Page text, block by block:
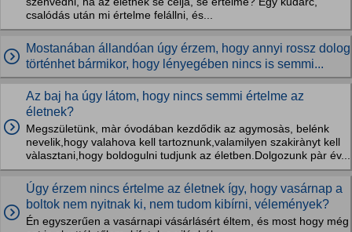
csalódás után mi értelme felállni, és...
Mostanában állandóan úgy érzem, hogy annyi rossz dolog
történhet bármikor, hogy lényegében nincs is semmi...
Az baj ha úgy látom, hogy nincs semmi értelme az
életnek?
Megszületünk, màr óvodában kezdődik az agymosàs, belénk
nevelik,hogy valahova kell tartoznunk,valamilyen szakirànyt kell
vàlasztani,hogy boldogulni tudjunk az életben.Dolgozunk pàr év...
Úgy érzem nincs értelme az életnek így, hogy vasárnap a
boltok nem nyitnak ki, nem tudom kibírni, vélemények?
Én egyszerűen a vasárnapi vásárlásért éltem, és most hogy még